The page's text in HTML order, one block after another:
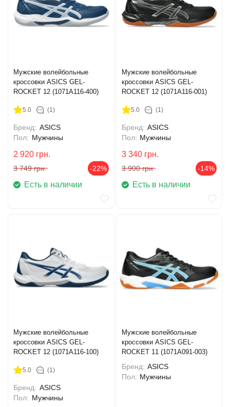
Мужские волейбольные
кроссовки ASICS GEL-
ROCKET 12 (1071A116-400)
5.0 (1)
Бренд: ASICS
Пол: Мужчины
2 920 грн.
3 749 грн. -22%
Есть в наличии
Мужские волейбольные
кроссовки ASICS GEL-
ROCKET 12 (1071A116-001)
5.0 (1)
Бренд: ASICS
Пол: Мужчины
3 340 грн.
3 900 грн. -14%
Есть в наличии
Мужские волейбольные
кроссовки ASICS GEL-
ROCKET 12 (1071A116-100)
5.0 (1)
Бренд: ASICS
Пол: Мужчины
Мужские волейбольные
кроссовки ASICS GEL-
ROCKET 11 (1071A091-003)
Бренд: ASICS
Пол: Мужчины